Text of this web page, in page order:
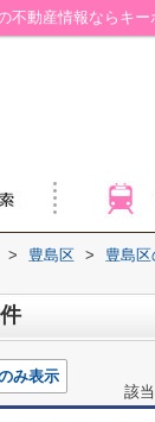
不動産情報ならキー
> 豊島区 > 豊島
み表示
該